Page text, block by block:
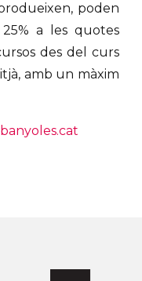
poden
a les quotes
des del curs
amb un màxim